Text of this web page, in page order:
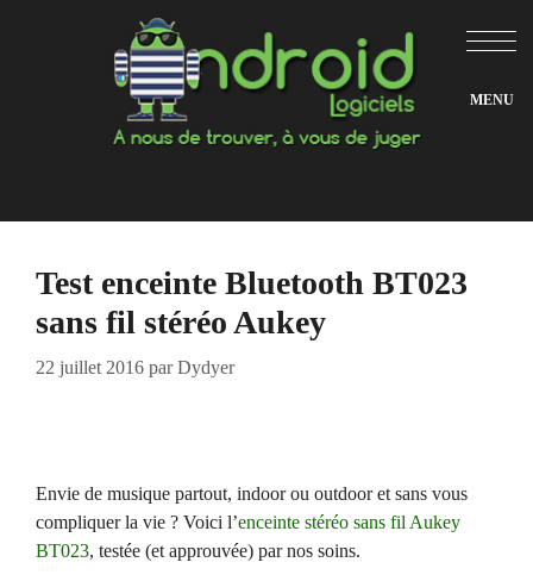
Test enceinte Bluetooth BT023
sans fil stéréo Aukey
22 juillet 2016 parDydyer
Envie de musique partout, indoor ou outdoor et sans vous
compliquer la vie ? Voici l’enceinte stéréo sans fil Aukey
BT023, testée (et approuvée) par nos soins.